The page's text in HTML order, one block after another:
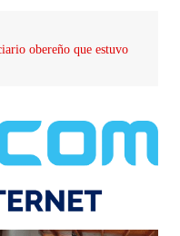
obereño que estuvo